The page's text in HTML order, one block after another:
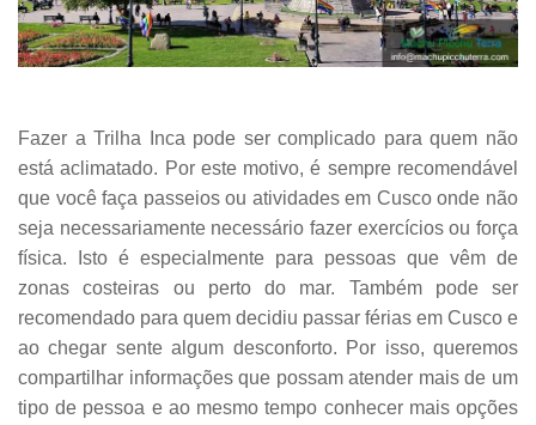
Fazer a Trilha Inca pode ser complicado para quem não
está aclimatado. Por este motivo, é sempre recomendável
que você faça passeios ou atividades em Cusco onde não
seja necessariamente necessário fazer exercícios ou força
física. Isto é especialmente para pessoas que vêm de
zonas costeiras ou perto do mar. Também pode ser
recomendado para quem decidiu passar férias em Cusco e
ao chegar sente algum desconforto. Por isso, queremos
compartilhar informações que possam atender mais de um
tipo de pessoa e ao mesmo tempo conhecer mais opções